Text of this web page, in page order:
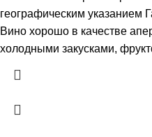
географическим указанием
Вино хорошо в качестве
холодными закусками,